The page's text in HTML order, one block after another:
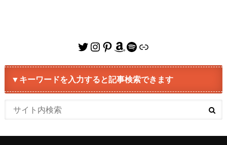
Twitter
Instagram
Pinterest
Amazon
Spotify
リンク
▼キーワードを入力すると記事検索できます